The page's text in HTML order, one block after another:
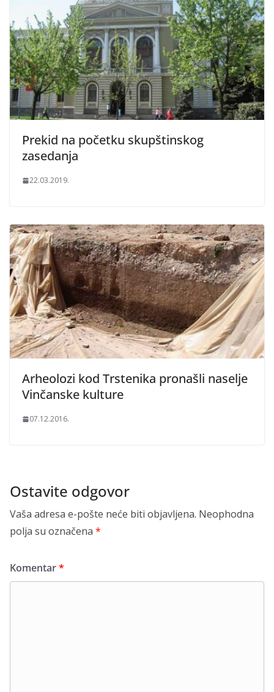
Prekid na početku skupštinskog
zasedanja
22.03.2019.
Arheolozi kod Trstenika pronašli naselje
Vinčanske kulture
07.12.2016.
Ostavite odgovor
Vaša adresa e-pošte neće biti objavljena. Neophodna
polja su označena *
Komentar*